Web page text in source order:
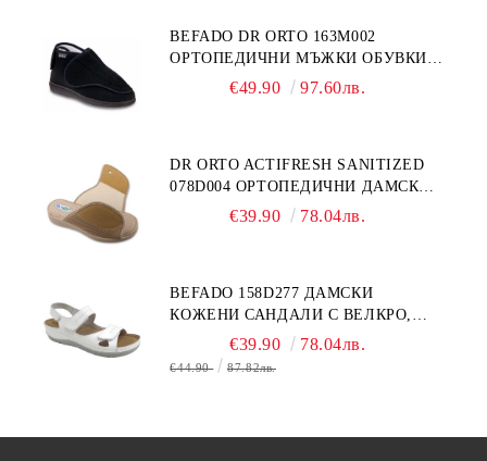
BEFADO DR ORTO 163M002
ОРТОПЕДИЧНИ МЪЖКИ ОБУВКИ
ЗА ГИПСИРАН ИЛИ СВРЪХ
€49.90 97.60лв.
DR ORTO ACTIFRESH SANITIZED
078D004 ОРТОПЕДИЧНИ ДАМСКИ
ЧЕХЛИ ЗА МНОГО ОТЕКЪЛ КРАК,
€39.90 78.04лв.
BEFADO 158D277 ДАМСКИ
КОЖЕНИ САНДАЛИ С ВЕЛКРО,
€39.90 78.04лв.
€44.90 87.82лв.